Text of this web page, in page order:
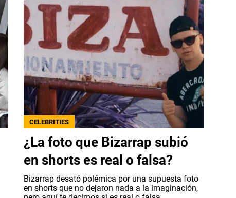
CELEBRITIES
¿La foto que Bizarrap subió
en shorts es real o falsa?
Bizarrap desató polémica por una supuesta foto
en shorts que no dejaron nada a la imaginación,